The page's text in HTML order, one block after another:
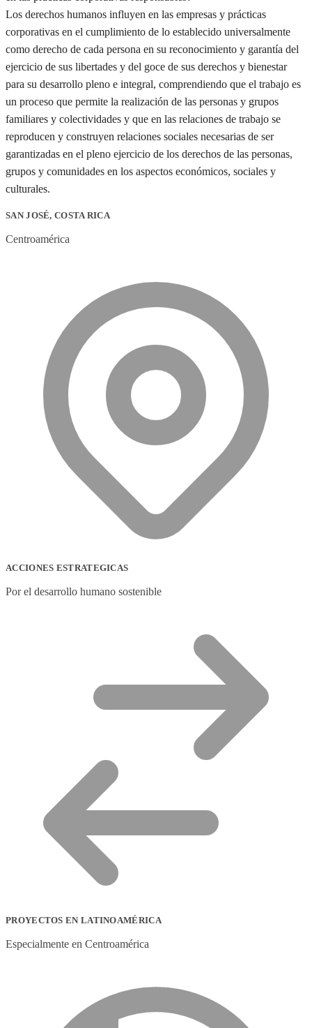
Los derechos humanos influyen en las empresas y prácticas
corporativas en el cumplimiento de lo establecido universalmente
como derecho de cada persona en su reconocimiento y garantía del
ejercicio de sus libertades y del goce de sus derechos y bienestar
para su desarrollo pleno e integral, comprendiendo que el trabajo es
un proceso que permite la realización de las personas y grupos
familiares y colectividades y que en las relaciones de trabajo se
reproducen y construyen relaciones sociales necesarias de ser
garantizadas en el pleno ejercicio de los derechos de las personas,
grupos y comunidades en los aspectos económicos, sociales y
culturales.
SAN JOSÉ, COSTA RICA
Centroamérica
ACCIONES ESTRATEGICAS
Por el desarrollo humano sostenible
PROYECTOS EN LATINOAMÉRICA
Especialmente en Centroamérica